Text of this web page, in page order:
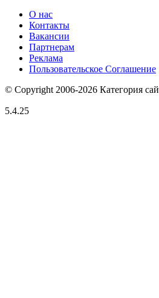
О нас
Контакты
Вакансии
Партнерам
Реклама
Пользовательское Соглашение
© Copyright 2006-2026 Категория
5.4.25